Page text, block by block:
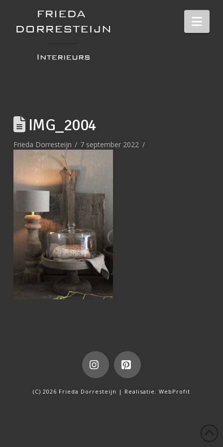
IMG_2004
Frieda Dorresteijn 7 september 2022
InstagramPinterest
(C) 2026 Frieda Dorresteijn | Realisatie: WebProfit